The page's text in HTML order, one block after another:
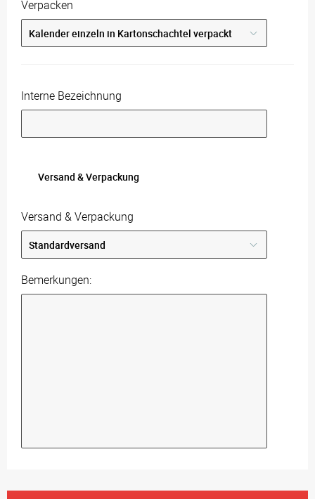
Verpacken
Interne Bezeichnung
Versand & Verpackung
Versand & Verpackung
Bemerkungen: